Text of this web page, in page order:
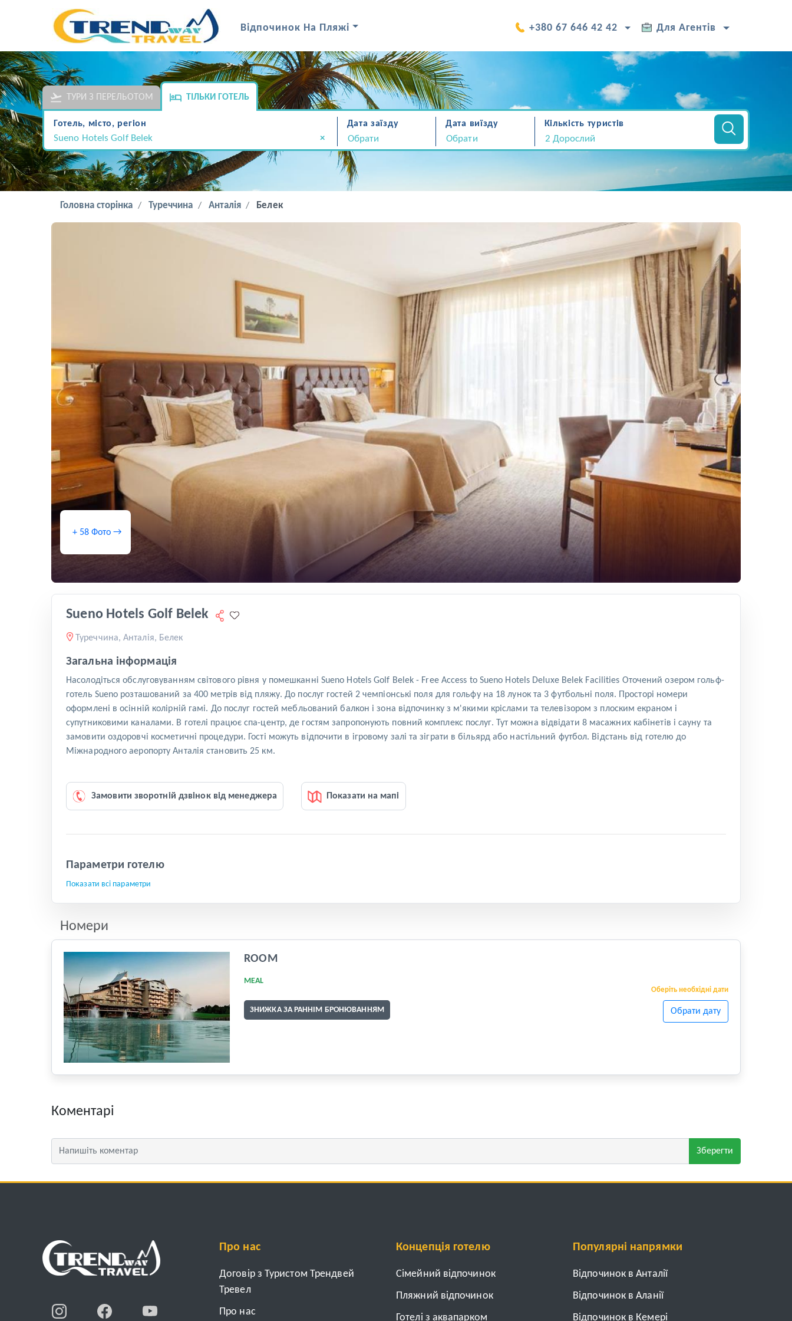
Відпочинок На Пляжі +380 67 646 42 42 Для Агентів
ТУРИ З ПЕРЕЛЬОТОМ ТІЛЬКИ ГОТЕЛЬ
Готель, місто, регіон
×
Sueno Hotels Golf Belek
Дата заїзду Дата виїзду Кількість туристів
Головна сторінка Туреччина Анталія Белек
+ 58 Фото →
Sueno Hotels Golf Belek
Туреччина, Анталія, Белек
Загальна інформація
Насолодіться обслуговуванням світового рівня у помешканні Sueno Hotels Golf Belek - Free Access to Sueno Hotels Deluxe Belek Facilities Оточений озером гольф-
готель Sueno розташований за 400 метрів від пляжу. До послуг гостей 2 чемпіонські поля для гольфу на 18 лунок та 3 футбольні поля. Просторі номери
оформлені в осінній колірній гамі. До послуг гостей мебльований балкон і зона відпочинку з м'якими кріслами та телевізором з плоским екраном і
супутниковими каналами. В готелі працює спа-центр, де гостям запропонують повний комплекс послуг. Тут можна відвідати 8 масажних кабінетів і сауну та
замовити оздоровчі косметичні процедури. Гості можуть відпочити в ігровому залі та зіграти в більярд або настільний футбол. Відстань від готелю до
Міжнародного аеропорту Анталія становить 25 км.
Замовити зворотній дзвінок від менеджера Показати на мапі
Параметри готелю
Показати всі параметри
Номери
ROOM
MEAL
ЗНИЖКА ЗА РАННІМ БРОНЮВАННЯМ
Оберіть необхідні дати
Обрати дату
Коментарі
Зберегти
Про нас
Договір з Туристом Трендвей
Тревел
Про нас
Концепція готелю
Cімейний відпочинок
Пляжний відпочинок
Готелі з аквапарком
Популярні напрямки
Відпочинок в Анталії
Відпочинок в Аланії
Відпочинок в Кемері